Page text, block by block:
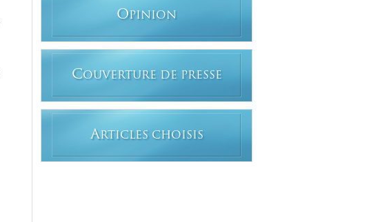
OPINION
COUVERTURE DE PRESSE
ARTICLES CHOISIS